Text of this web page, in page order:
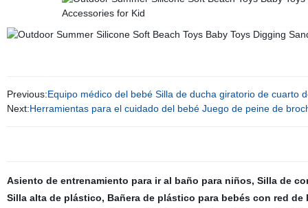
Previous:Equipo médico del bebé Silla de ducha giratorio de cuarto
Next:Herramientas para el cuidado del bebé Juego de peine de
Asiento de entrenamiento para ir al baño para niños, Silla de
Silla alta de plástico, Bañera de plástico para bebés con red de